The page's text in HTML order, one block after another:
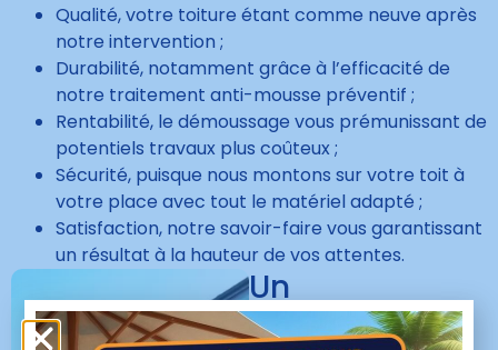
Qualité, votre toiture étant comme neuve après
notre intervention ;
Durabilité, notamment grâce à l’efficacité de
notre traitement anti-mousse préventif ;
Rentabilité, le démoussage vous prémunissant de
potentiels travaux plus coûteux ;
Sécurité, puisque nous montons sur votre toit à
votre place avec tout le matériel adapté ;
Satisfaction, notre savoir-faire vous garantissant
un résultat à la hauteur de vos attentes.
Un
démoussage